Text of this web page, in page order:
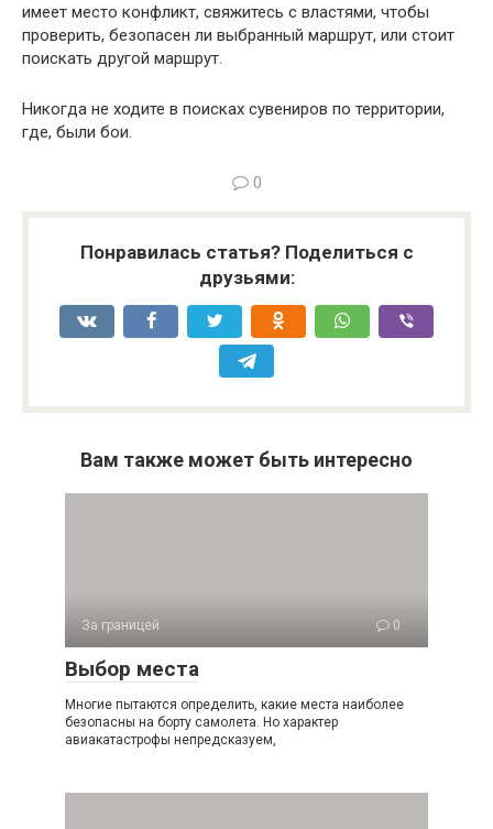
имеет место конфликт, свяжитесь с властями, чтобы
проверить, безопасен ли выбранный маршрут, или стоит
поискать другой маршрут.
Никогда не ходите в поисках сувениров по территории,
где, были бои.
0
Понравилась статья? Поделиться с
друзьями:
Вам также может быть интересно
За границей 0
Выбор места
Многие пытаются определить, какие места наиболее
безопасны на борту самолета. Но характер
авиакатастрофы непредсказуем,